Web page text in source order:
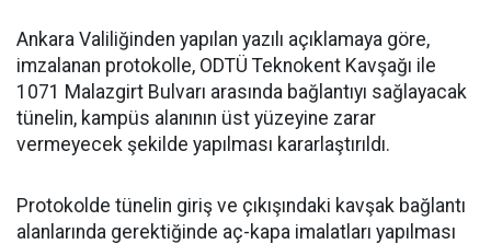
Ankara Valiliğinden yapılan yazılı açıklamaya göre,
imzalanan protokolle, ODTÜ Teknokent Kavşağı ile
1071 Malazgirt Bulvarı arasında bağlantıyı sağlayacak
tünelin, kampüs alanının üst yüzeyine zarar
vermeyecek şekilde yapılması kararlaştırıldı.
Protokolde tünelin giriş ve çıkışındaki kavşak bağlantı
alanlarında gerektiğinde aç-kapa imalatları yapılması